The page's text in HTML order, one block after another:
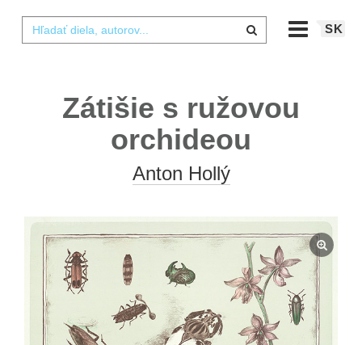
SK
Zátišie s ružovou
orchideou
Anton Hollý